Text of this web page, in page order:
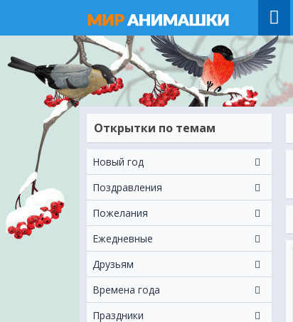
Открытки по темам
Новый год
Поздравления
Пожелания
Ежeдневные
Друзьям
Времена года
Праздники